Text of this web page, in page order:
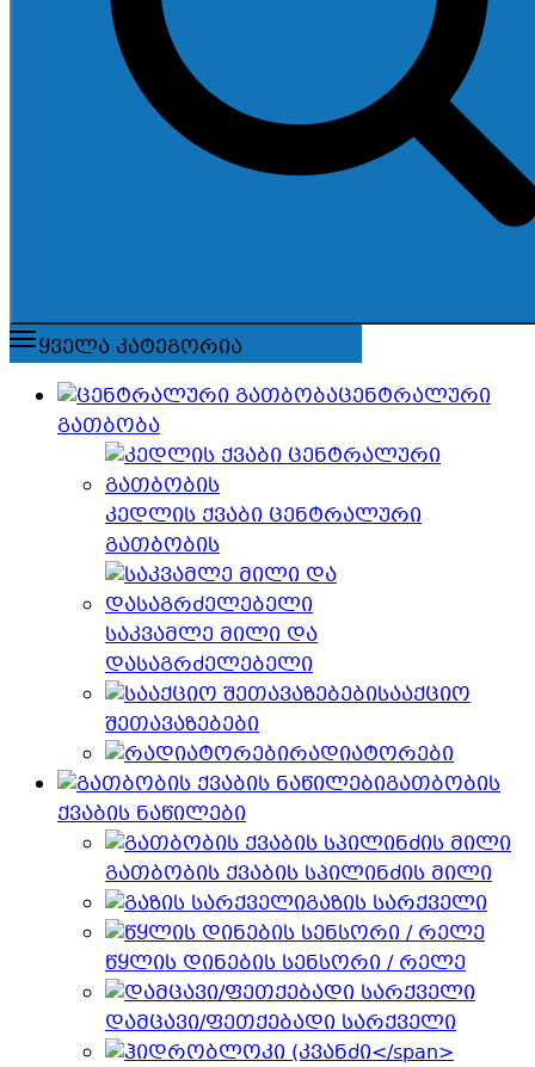
ყველა კატეგორია
ცენტრალური
გათბობა
კედლის ქვაბი ცენტრალური
გათბობის
საკვამლე მილი და
დასაგრძელებელი
სააქციო
შეთავაზებები
რადიატორები
გათბობის
ქვაბის ნაწილები
გათბობის ქვაბის სპილინძის მილი
გაზის სარქველი
წყლის დინების სენსორი / რელე
დამცავი/ფეთქებადი სარქველი